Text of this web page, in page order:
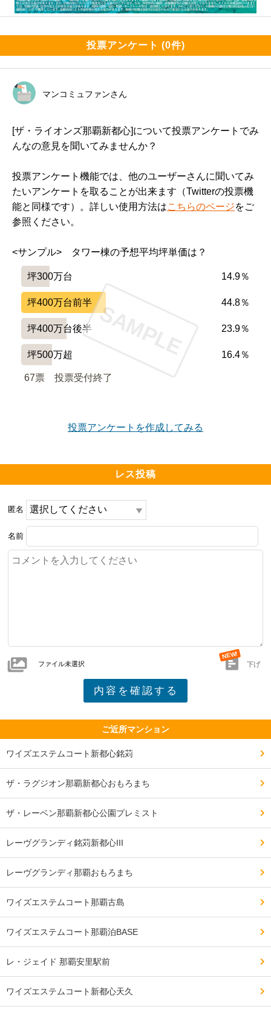
投票アンケート (0件)
マンコミュファンさん
[ザ・ライオンズ那覇新都心]について投票アンケートでみ
んなの意見を聞いてみませんか？
投票アンケート機能では、他のユーザーさんに聞いてみ
たいアンケートを取ることが出来ます（Twitterの投票機
能と同様です）。詳しい使用方法はこちらのページをご
参照ください。
<サンプル>　タワー棟の予想平均坪単価は？
坪300万台 14.9％
坪400万台前半 44.8％
坪400万台後半 23.9％
坪500万超 16.4％
67票 投票受付終了
SAMPLE
投票アンケートを作成してみる
レス投稿
匿名
名前
ファイル未選択 下げ
ご近所マンション
ワイズエステムコート新都心銘苅
ザ・ラグジオン那覇新都心おもろまち
ザ・レーベン那覇新都心公園プレミスト
レーヴグランディ銘苅新都心III
レーヴグランディ那覇おもろまち
ワイズエステムコート那覇古島
ワイズエステムコート那覇泊BASE
レ・ジェイド 那覇安里駅前
ワイズエステムコート新都心天久